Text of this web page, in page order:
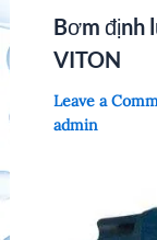
Bơm định
VITON
Leave a
admin